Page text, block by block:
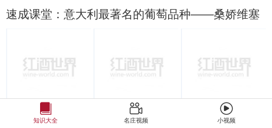
速成课堂：意大利最著名的葡萄品种——桑娇维塞
知识大全 名庄视频 小视频